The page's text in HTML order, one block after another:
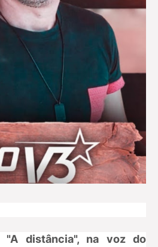
"A distância", na voz do